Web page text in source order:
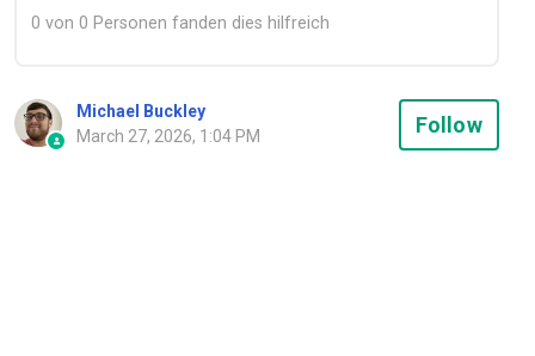
0 von 0 Personen fanden dies hilfreich
Michael Buckley
March 27, 2026, 1:04 PM
Follow